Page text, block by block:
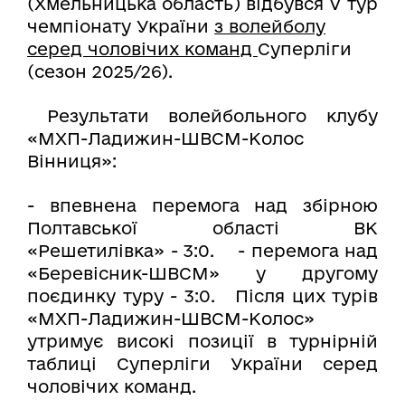
чемпіонату України з волейболу
серед чоловічих команд Суперліги
(сезон 2025/26).
Результати волейбольного клубу
«МХП-Ладижин-ШВСМ-Колос
Вінниця»:
- впевнена перемога над збірною
Полтавської області ВК
«Решетилівка» - 3:0. - перемога над
«Беревісник-ШВСМ» у другому
поєдинку туру - 3:0. Після цих турів
«МХП-Ладижин-ШВСМ-Колос»
утримує високі позиції в турнірній
таблиці Суперліги України серед
чоловічих команд.